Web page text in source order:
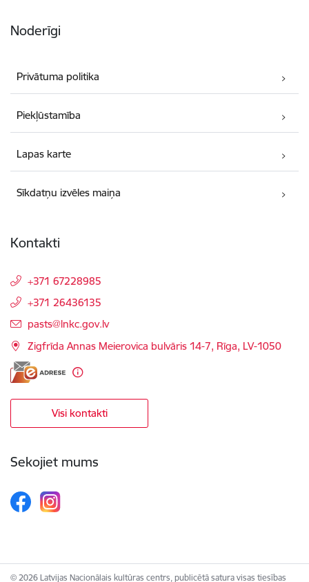
Noderīgi
Privātuma politika
Piekļūstamība
Lapas karte
Sīkdatņu izvēles maiņa
Kontakti
+371 67228985
+371 26436135
E-pasts:
pasts@lnkc.gov.lv
Zigfrīda Annas Meierovica bulvāris 14-7, Rīga, LV-1050
Visi kontakti
Sekojiet mums
© 2026 Latvijas Nacionālais kultūras centrs, publicētā satura visas tiesības